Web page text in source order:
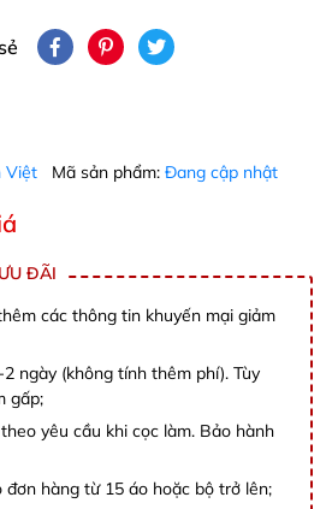
Việt Mã sản phẩm: Đang cập nhật
ĐÃI
các thông tin khuyến mại giảm
ngày (không tính thêm phí). Tùy
gấp;
yêu cầu khi cọc làm. Bảo hành
đơn hàng từ 15 áo hoặc bộ trở lên;